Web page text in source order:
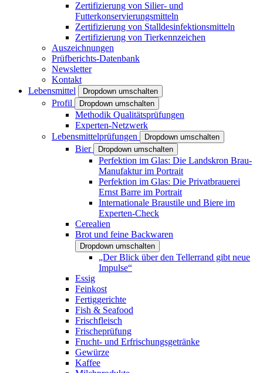
Zertifizierung von Silier- und
Futterkonservierungsmitteln
Zertifizierung von Stalldesinfektionsmitteln
Zertifizierung von Tierkennzeichen
Auszeichnungen
Prüfberichts-Datenbank
Newsletter
Kontakt
Lebensmittel
Dropdown umschalten
Profil Dropdown umschalten
Methodik Qualitätsprüfungen
Experten-Netzwerk
Lebensmittelprüfungen
Dropdown umschalten
Bier Dropdown umschalten
Perfektion im Glas: Die Landskron Brau-
Manufaktur im Portrait
Perfektion im Glas: Die Privatbrauerei
Ernst Barre im Portrait
Internationale Braustile und Biere im
Experten-Check
Cerealien
Brot und feine Backwaren
Dropdown umschalten
„Der Blick über den Tellerrand gibt neue
Impulse“
Essig
Feinkost
Fertiggerichte
Fish & Seafood
Frischfleisch
Frischeprüfung
Frucht- und Erfrischungsgetränke
Gewürze
Kaffee